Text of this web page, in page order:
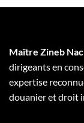
Maître Zineb
dirigeants en
expertise
douanier et droit